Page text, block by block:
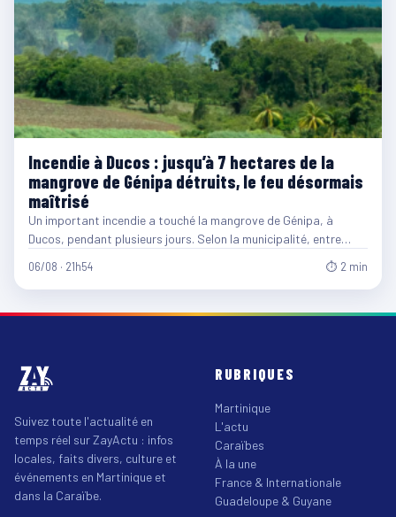
Incendie à Ducos : jusqu’à 7 hectares de la
mangrove de Génipa détruits, le feu désormais
maîtrisé
Un important incendie a touché la mangrove de Génipa, à
Ducos, pendant plusieurs jours. Selon la municipalité, entre…
06/08 · 21h54 ⏱ 2 min
Suivez toute l'actualité en
temps réel sur ZayActu : infos
locales, faits divers, culture et
événements en Martinique et
dans la Caraïbe.
RUBRIQUES
Martinique
L'actu
Caraïbes
À la une
France & Internationale
Guadeloupe & Guyane